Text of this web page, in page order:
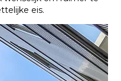
eis.